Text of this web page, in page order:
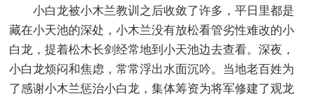
小白龙被小木兰教训之后收敛了许多，平日里都是
藏在小天池的深处，小木兰没有放松看管劣性难改的小
白龙，提着松木长剑经常地到小天池边去查看。深夜，
小白龙烦闷和焦虑，常常浮出水面沉吟。当地老百姓为
了感谢小木兰惩治小白龙，集体筹资为将军修建了观龙